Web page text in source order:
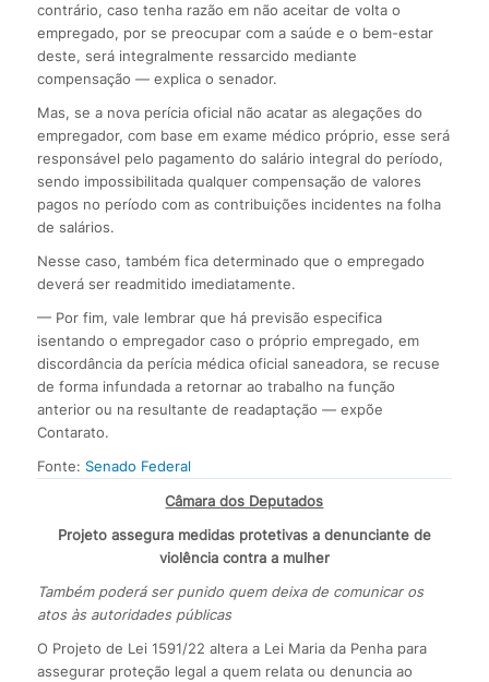
contrário, caso tenha razão em não aceitar de volta o
empregado, por se preocupar com a saúde e o bem-estar
deste, será integralmente ressarcido mediante
compensação — explica o senador.
Mas, se a nova perícia oficial não acatar as alegações do
empregador, com base em exame médico próprio, esse será
responsável pelo pagamento do salário integral do período,
sendo impossibilitada qualquer compensação de valores
pagos no período com as contribuições incidentes na folha
de salários.
Nesse caso, também fica determinado que o empregado
deverá ser readmitido imediatamente.
— Por fim, vale lembrar que há previsão especifica
isentando o empregador caso o próprio empregado, em
discordância da perícia médica oficial saneadora, se recuse
de forma infundada a retornar ao trabalho na função
anterior ou na resultante de readaptação — expõe
Contarato.
Fonte: Senado Federal
Câmara dos Deputados
Projeto assegura medidas protetivas a denunciante de
violência contra a mulher
Também poderá ser punido quem deixa de comunicar os
atos às autoridades públicas
O Projeto de Lei 1591/22 altera a Lei Maria da Penha para
assegurar proteção legal a quem relata ou denuncia ao